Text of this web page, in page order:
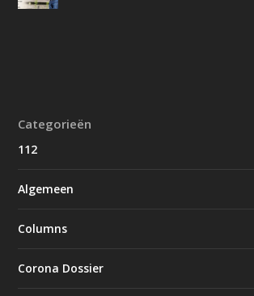
Categorieën
112
Algemeen
Columns
Corona Dossier